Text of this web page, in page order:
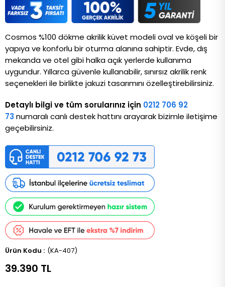
Cosmos %100 dökme akrilik küvet modeli oval ve köşeli bir
yapıya ve konforlu bir oturma alanına sahiptir. Evde, dış
mekanda ve otel gibi halka açık yerlerde kullanıma
uygundur. Yıllarca güvenle kullanabilir, sınırsız akrilik renk
seçenekleri ile birlikte jakuzi tasarımını özelleştirebilirsiniz.
Detaylı bilgi ve tüm sorularınız için 0212 706 92
73 numaralı canlı destek hattını arayarak bizimle iletişime
geçebilirsiniz.
(KA-407)
39.390 TL